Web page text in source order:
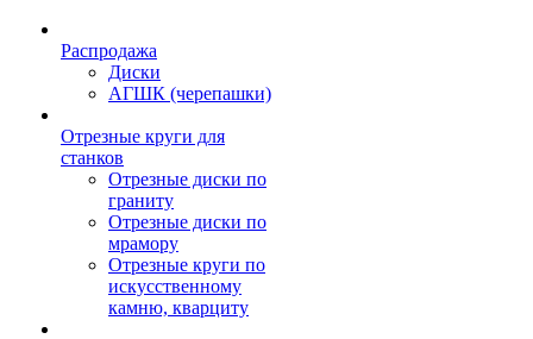
Распродажа
Диски
АГШК (черепашки)
Отрезные круги для
станков
Отрезные диски по
граниту
Отрезные диски по
мрамору
Отрезные круги по
искусственному
камню, кварциту